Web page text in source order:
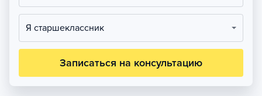
Я старшеклассник
Записаться на консультацию